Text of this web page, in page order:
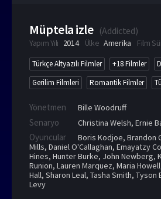
Müptela izle (Addicted)
Yapım Yılı 2014 Ülke Amerika Film
Türkçe Altyazılı Filmler +18 Filmler
Gerilim Filmleri
Romantik Filmler
Yönetmen Bille Woodruff
Senaryo Christina Welsh, Ernie
Oyuncular Boris Kodjoe, Brandon
Mills, Daniel O'Callaghan, Emayatzy
Hines, Hunter Burke, John Newberg,
Runion, Lauren Marquez, Maria Howell
Hall, Sharon Leal, Tasha Smith, Tyson
Levy